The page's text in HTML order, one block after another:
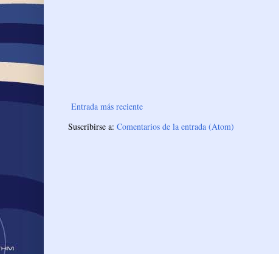
Entrada más reciente
Suscribirse a: Comentarios de la entrada (Atom)